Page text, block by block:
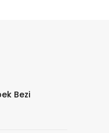
Bezi